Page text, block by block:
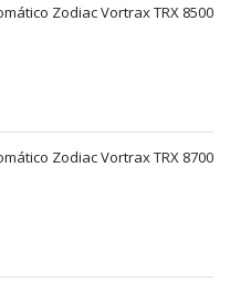
Zodiac Vortrax TRX 8500
Zodiac Vortrax TRX 8700